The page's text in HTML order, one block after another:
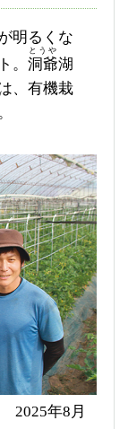
明るくな
。 洞爺
とうや
湖
、有機栽
2025年8月